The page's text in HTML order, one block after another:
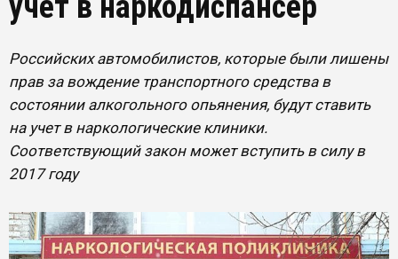
Российских автомобилистов, которые были лишены
прав за вождение транспортного средства в
состоянии алкогольного опьянения, будут ставить
на учет в наркологические клиники.
Соответствующий закон может вступить в силу в
2017 году